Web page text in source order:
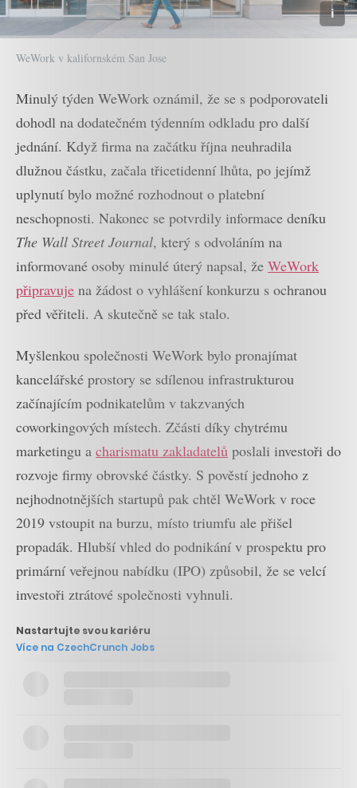
WeWork v kalifornském San Jose
Minulý týden WeWork oznámil, že se s podporovateli
dohodl na dodatečném týdenním odkladu pro další
jednání. Když firma na začátku října neuhradila
dlužnou částku, začala třicetidenní lhůta, po jejímž
uplynutí bylo možné rozhodnout o platební
neschopnosti. Nakonec se potvrdily informace deníku
The Wall Street Journal, který s odvoláním na
informované osoby minulé úterý napsal, že WeWork
připravuje na žádost o vyhlášení konkurzu s ochranou
před věřiteli. A skutečně se tak stalo.
Myšlenkou společnosti WeWork bylo pronajímat
kancelářské prostory se sdílenou infrastrukturou
začínajícím podnikatelům v takzvaných
coworkingových místech. Zčásti díky chytrému
marketingu a charismatu zakladatelů poslali investoři do
rozvoje firmy obrovské částky. S pověstí jednoho z
nejhodnotnějších startupů pak chtěl WeWork v roce
2019 vstoupit na burzu, místo triumfu ale přišel
propadák. Hlubší vhled do podnikání v prospektu pro
primární veřejnou nabídku (IPO) způsobil, že se velcí
investoři ztrátové společnosti vyhnuli.
Nastartujte svou kariéru
Více na CzechCrunch Jobs